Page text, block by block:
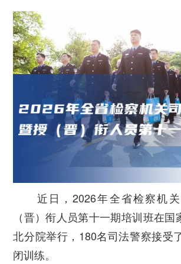
近日，2026年全省检察机
（晋）衔人员第十一期培训班在
北分院举行，180名司法警察接受
闭训练。